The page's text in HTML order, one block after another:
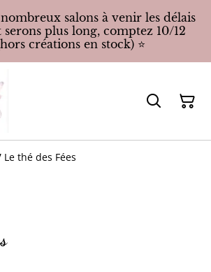
salons à venir les délais
plus long, comptez 10/12
créations en stock) ⭐️
Le thé des Fées